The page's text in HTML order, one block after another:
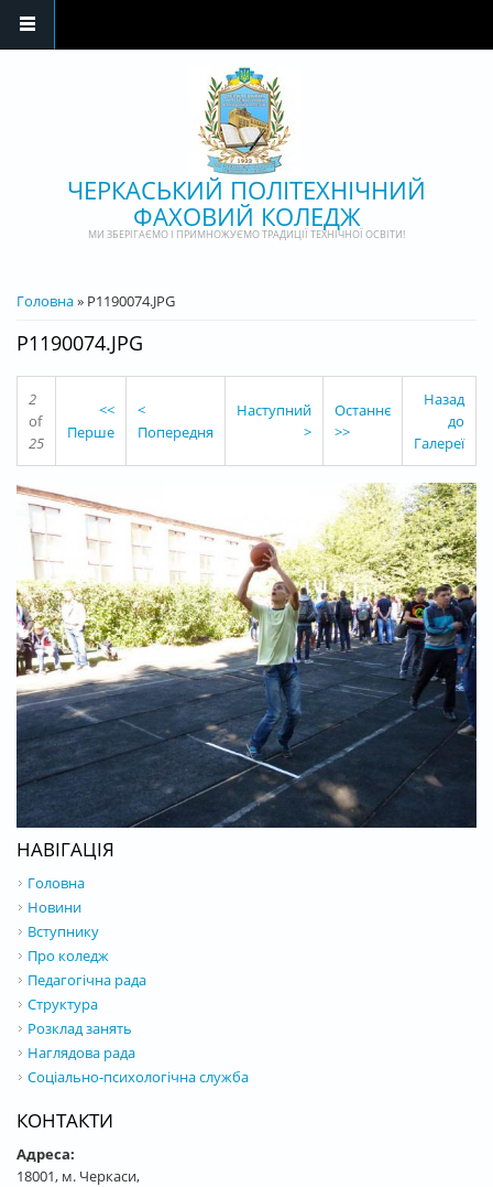
ЧЕРКАСЬКИЙ ПОЛІТЕХНІЧНИЙ
ФАХОВИЙ КОЛЕДЖ
МИ ЗБЕРІГАЄМО І ПРИМНОЖУЄМО ТРАДИЦІЇ ТЕХНІЧНОЇ ОСВІТИ!
ВИ Є ТУТ
Головна» P1190074.JPG
P1190074.JPG
2
of
25
<<
Перше
<
Попередня
Наступний
>
Останнє
>>
Назад
до
Галереї
НАВІГАЦІЯ
Головна
Новини
Вступнику
Про коледж
Педагогічна рада
Структура
Розклад занять
Наглядова рада
Соціально-психологічна служба
КОНТАКТИ
Адреса:
18001, м. Черкаси,